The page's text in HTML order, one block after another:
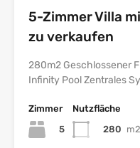
5-Zimmer Villa
zu verkaufen
280m2 Geschlossener
Infinity Pool Zentrales
Zimmer
5
Nutzfläche
280 m2